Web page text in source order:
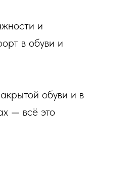
и
в обуви и
обуви и в
— всё это